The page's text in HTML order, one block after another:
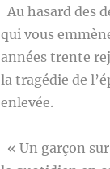
Au hasard des
qui vous
années trente
la tragédie de
enlevée.
« Un garçon